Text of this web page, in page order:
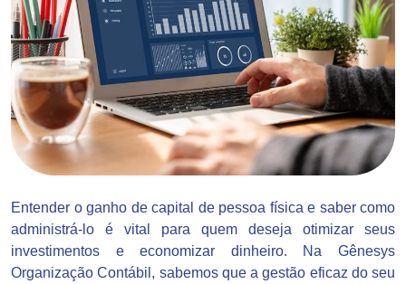
Entender o ganho de capital de pessoa física e saber como
administrá-lo é vital para quem deseja otimizar seus
investimentos e economizar dinheiro. Na Gênesys
Organização Contábil, sabemos que a gestão eficaz do seu